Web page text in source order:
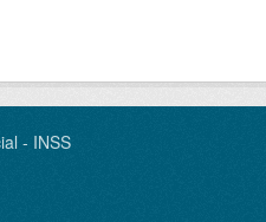
- INSS